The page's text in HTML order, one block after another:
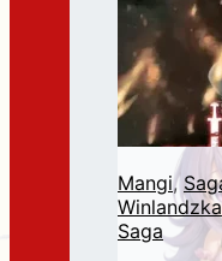
Mangi,
Winlandzka
Saga